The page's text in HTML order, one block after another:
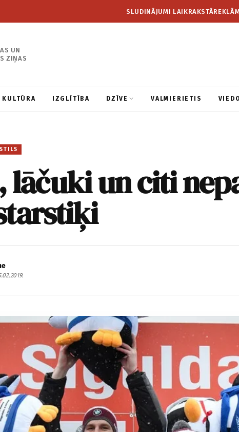
SLUDINĀJUMI LAIKRAKSTĀ
UN
ZIŅAS
KULTŪRA IZGLĪTĪBA DZĪVE VALMIERIETIS
lāčuki un citi